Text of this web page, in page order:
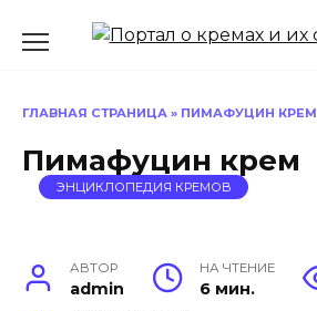
ГЛАВНАЯ СТРАНИЦА » ПИМАФУЦИН КРЕМ
Пимафуцин крем
ЭНЦИКЛОПЕДИЯ КРЕМОВ
АВТОР
admin
НА ЧТЕНИЕ
6 мин.